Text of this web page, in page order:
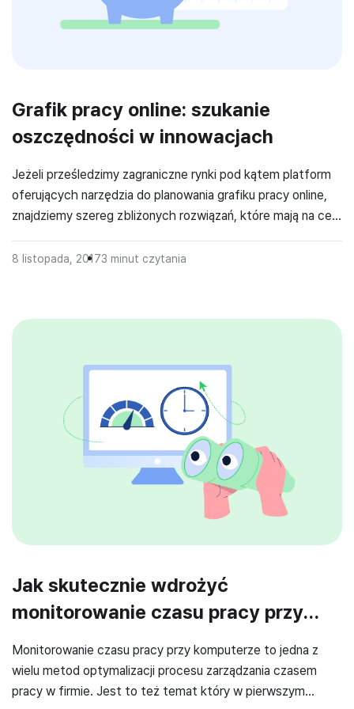
Grafik pracy online: szukanie
oszczędności w innowacjach
Jeżeli prześledzimy zagraniczne rynki pod kątem platform
oferujących narzędzia do planowania grafiku pracy online,
znajdziemy szereg zbliżonych rozwiązań, które mają na celu
pracy oraz usprawnienie komunikacji kierownika z
Jednym z nich jest wrocławski […]
8 listopada, 20173 minut czytania
Jak skutecznie wdrożyć
monitorowanie czasu pracy przy
Monitorowanie czasu pracy przy komputerze to jedna z
wielu metod optymalizacji procesu zarządzania czasem
pracy w firmie. Jest to też temat który w pierwszym